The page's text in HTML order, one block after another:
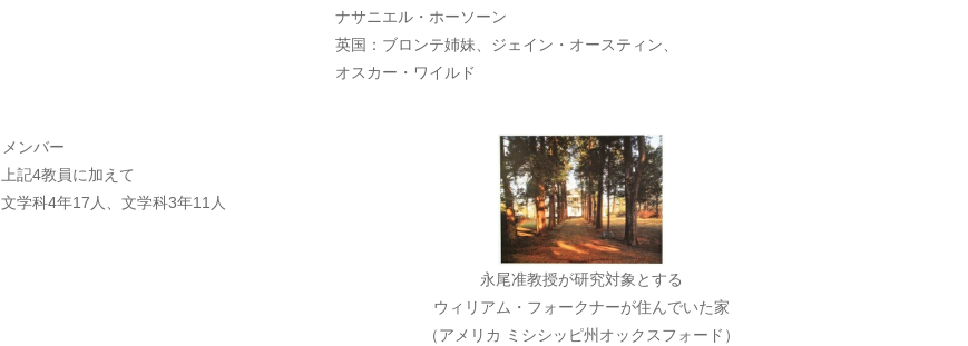
ナサニエル・ホーソーン
英国：ブロンテ姉妹、ジェイン・オースティン、
オスカー・ワイルド
メンバー
上記4教員に加えて
文学科4年17人、文学科3年11人
永尾准教授が研究対象とする
ウィリアム・フォークナーが住んでいた家
（アメリカ ミシシッピ州オックスフォード）